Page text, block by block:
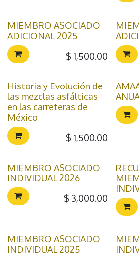
MIEMBRO ASOCIADO
ADICIONAL 2025
$ 1,500.00
Historia y Evolución de
las mezclas asfálticas
en las carreteras de
México
$ 1,500.00
MIEMBRO ASOCIADO
INDIVIDUAL 2026
$ 3,000.00
MIEMBRO ASOCIADO
INDIVIDUAL 2025